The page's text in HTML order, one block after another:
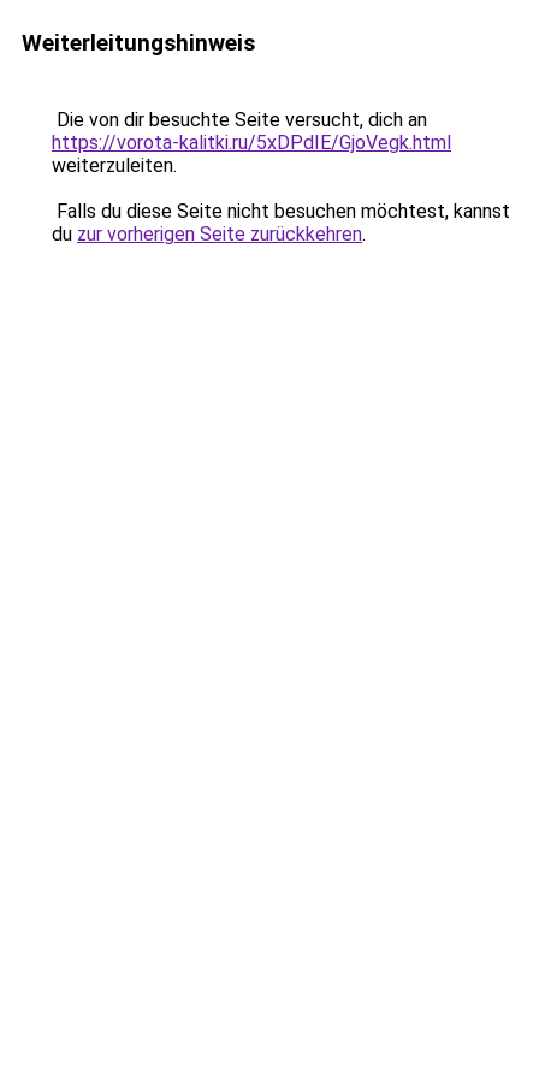
Weiterleitungshinweis
Die von dir besuchte Seite versucht, dich an
https://vorota-kalitki.ru/5xDPdIE/GjoVegk.html
weiterzuleiten.
Falls du diese Seite nicht besuchen möchtest, kannst
du zur vorherigen Seite zurückkehren.